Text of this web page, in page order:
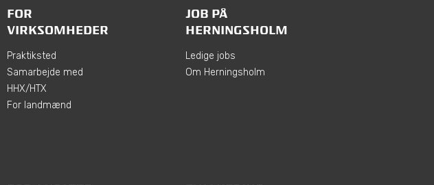
FOR
VIRKSOMHEDER
Praktiksted
Samarbejde med
HHX/HTX
For landmænd
JOB PÅ
HERNINGSHOLM
Ledige jobs
Om Herningsholm